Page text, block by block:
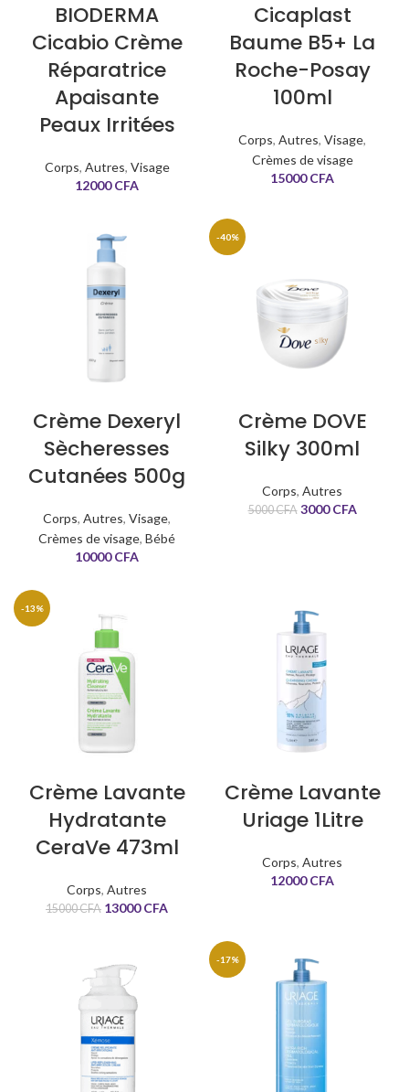
BIODERMA
Cicabio Crème
Réparatrice
Apaisante
Peaux Irritées
Corps, Autres, Visage
12000CFA
Cicaplast
Baume B5+ La
Roche-Posay
100ml
Corps, Autres, Visage,
Crèmes de visage
15000CFA
Crème Dexeryl
Sècheresses
Cutanées 500g
Corps, Autres, Visage,
Crèmes de visage, Bébé
10000CFA
-40%
Crème DOVE
Silky 300ml
Corps, Autres
5000CFA 3000CFA
-13%
Crème Lavante
Hydratante
CeraVe 473ml
Corps, Autres
15000CFA 13000CFA
Crème Lavante
Uriage 1Litre
Corps, Autres
12000CFA
-17%